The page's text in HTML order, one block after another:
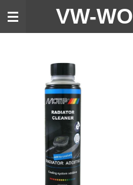
Ga
hoofdinhoud
VW-WO